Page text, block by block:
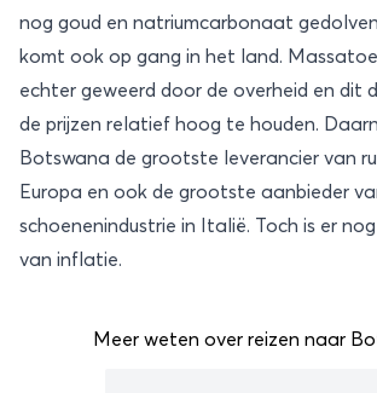
nog goud en natriumcarbonaat
komt ook op gang in het land.
echter geweerd door de overheid en dit
de prijzen relatief hoog te houden.
Botswana de grootste leverancier van
Europa en ook de grootste aanbieder
schoenenindustrie in Italië. Toch is er
van inflatie.
Meer weten over reizen naar